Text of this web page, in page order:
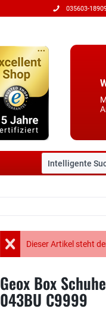
035603-
Dieser Artikel steht
Geox Box
043BU C9999